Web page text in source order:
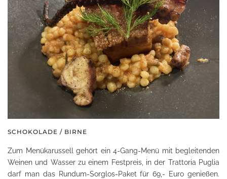
SCHOKOLADE / BIRNE
Zum Menükarussell gehört ein 4-Gang-Menü mit begleitenden
Weinen und Wasser zu einem Festpreis, in der Trattoria Puglia
darf man das Rundum-Sorglos-Paket für 69,- Euro genießen.